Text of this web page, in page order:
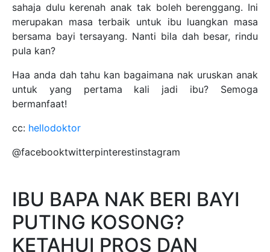
sahaja dulu kerenah anak tak boleh berenggang. Ini
merupakan masa terbaik untuk ibu luangkan masa
bersama bayi tersayang. Nanti bila dah besar, rindu
pula kan?
Haa anda dah tahu kan bagaimana nak uruskan anak
untuk yang pertama kali jadi ibu? Semoga
bermanfaat!
cc: hellodoktor
@facebooktwitterpinterestinstagram
IBU BAPA NAK BERI BAYI
PUTING KOSONG?
KETAHUI PROS DAN